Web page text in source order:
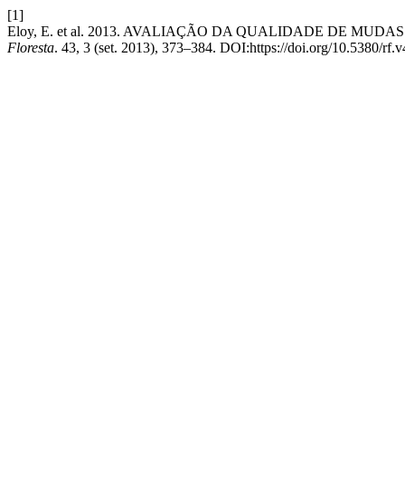
[1]
Eloy, E. et al. 2013. AVALIAÇÃO DA QUALIDADE DE
Floresta. 43, 3 (set. 2013), 373–384. DOI:https://doi.org/10.5380/